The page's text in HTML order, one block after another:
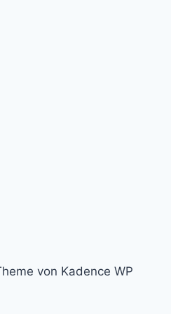
von Kadence WP